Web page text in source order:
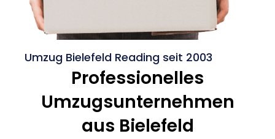
Umzug Bielefeld Reading seit 2003
Professionelles
Umzugsunternehmen
aus Bielefeld